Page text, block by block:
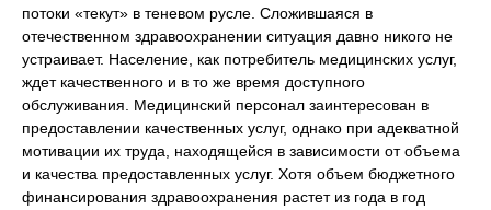
потоки «текут» в теневом русле. Сложившаяся в
отечественном здравоохранении ситуация давно никого не
устраивает. Население, как потребитель медицинских услуг,
ждет качественного и в то же время доступного
обслуживания. Медицинский персонал заинтересован в
предоставлении качественных услуг, однако при адекватной
мотивации их труда, находящейся в зависимости от объема
и качества предоставленных услуг. Хотя объем бюджетного
финансирования здравоохранения растет из года в год